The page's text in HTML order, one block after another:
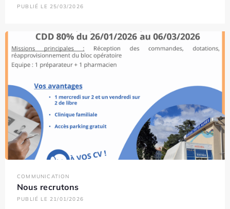
PUBLIÉ LE 25/03/2026
COMMUNICATION
Nous recrutons
PUBLIÉ LE 21/01/2026